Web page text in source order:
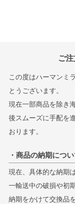
ご
この度はハーマンミ
とうございます。
現在一部商品を除き
後スムーズに手配を
おります。
・商品の納期につ
現在、具体的な納期
一輸送中の破損や初
納期をかけて交換品